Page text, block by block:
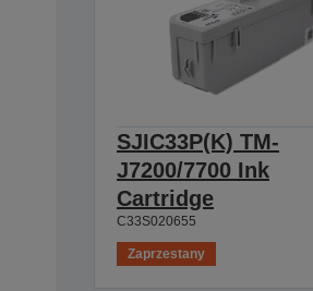
SJIC33P(K) TM-
J7200/7700 Ink
Cartridge
C33S020655
Zaprzestany